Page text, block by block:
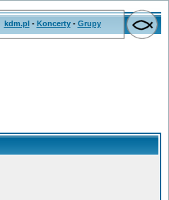
kdm.pl- Koncerty- Grupy